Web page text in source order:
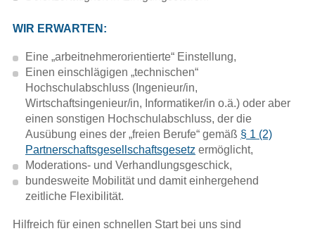
WIR ERWARTEN:
Eine „arbeitnehmerorientierte“ Einstellung,
Einen einschlägigen „technischen“
Hochschulabschluss (Ingenieur/in,
Wirtschaftsingenieur/in, Informatiker/in o.ä.) oder aber
einen sonstigen Hochschulabschluss, der die
Ausübung eines der „freien Berufe“ gemäß § 1 (2)
Partnerschaftsgesellschaftsgesetz ermöglicht,
Moderations- und Verhandlungsgeschick,
bundesweite Mobilität und damit einhergehend
zeitliche Flexibilität.
Hilfreich für einen schnellen Start bei uns sind
für Betriebsräte und Vertrauensleute
SAP Arbeit Management
Projektkompass SAP
Artikel in Zeitschriften